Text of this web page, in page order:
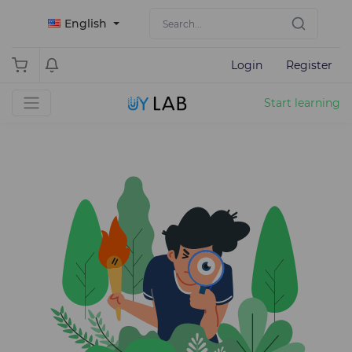
English
Login Register
Start learning